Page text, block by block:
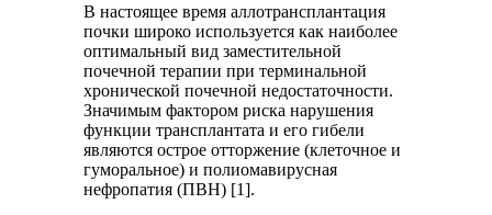
В настоящее время аллотрансплантация
почки широко используется как наиболее
оптимальный вид заместительной
почечной терапии при терминальной
хронической почечной недостаточности.
Значимым фактором риска нарушения
функции трансплантата и его гибели
являются острое отторжение (клеточное и
гуморальное) и полиомавирусная
нефропатия (ПВН) [1].